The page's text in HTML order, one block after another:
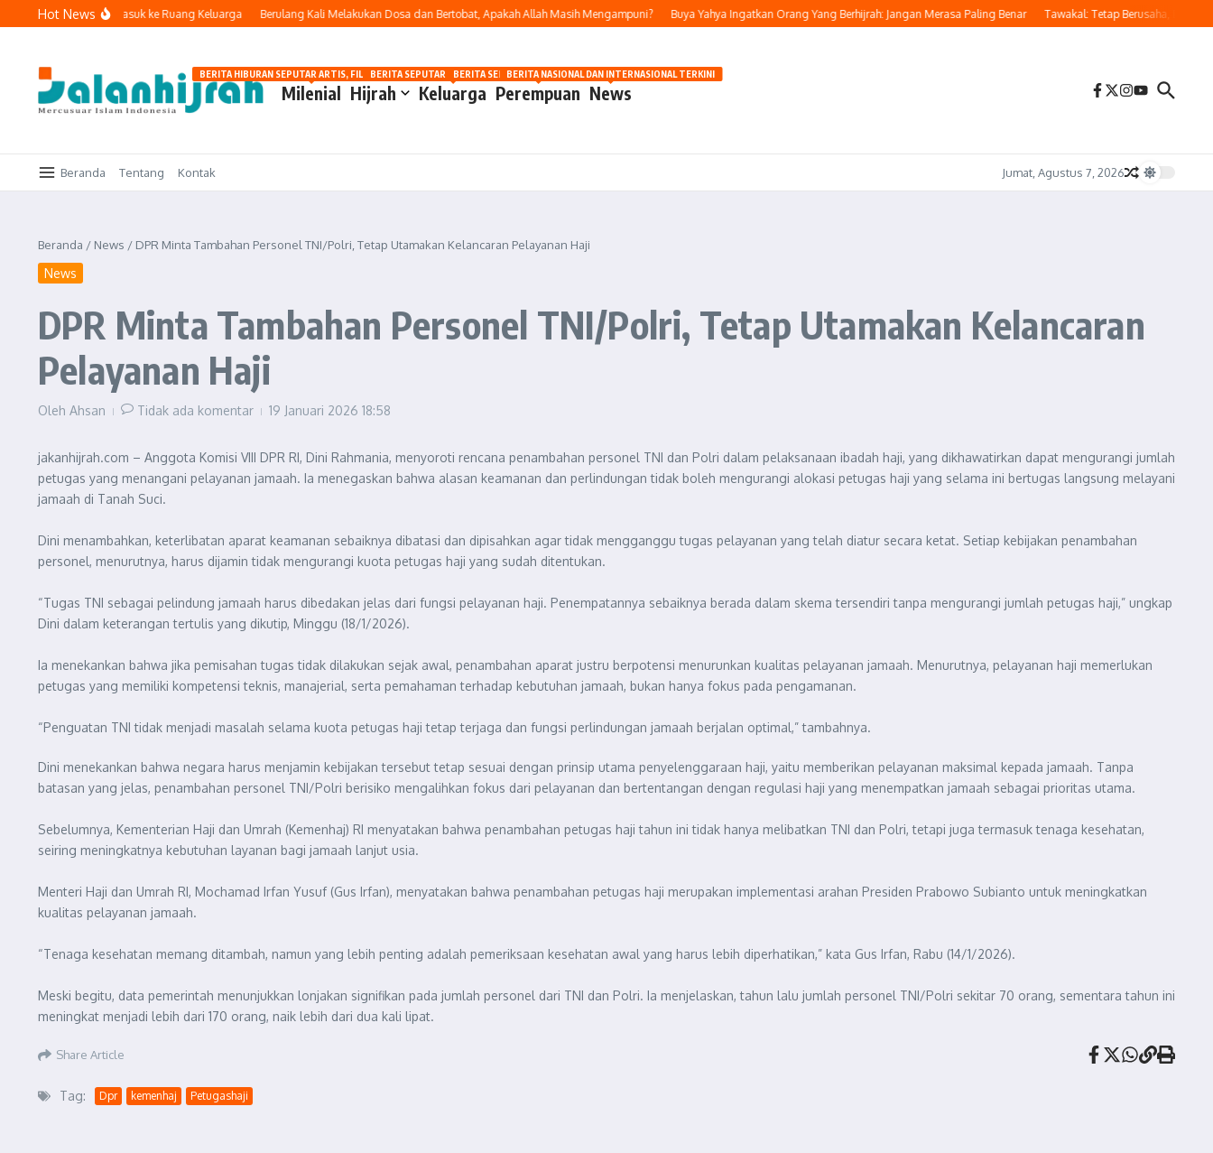
Lewati ke konten
Hot News
Ketika Teknologi Masuk ke Ruang Keluarga Berulang Kali Melakukan Dosa dan Bertobat, Apakah Allah Masih Mengampuni? Buya Yahya Ingatkan Orang Yang Berhijrah: Jangan Merasa Paling Benar Tawakal: Tetap Berusaha, Bukan
Milenial
BERITA HIBURAN SEPUTAR ARTIS, FILM, DAN GOSIP
Hijrah Keluarga
BERITA SEPUTAR OTOMOTIF HARI INI
Perempuan
BERITA SEPUTAR KECANTIKAN WANITA
News
BERITA NASIONAL DAN INTERNASIONAL TERKINI
Beranda Tentang Kontak Jumat, Agustus 7, 2026
Beranda / News / DPR Minta Tambahan Personel TNI/Polri, Tetap Utamakan Kelancaran Pelayanan Haji
News
DPR Minta Tambahan Personel TNI/Polri, Tetap Utamakan Kelancaran
Pelayanan Haji
Oleh Ahsan Tidak ada komentar 19 Januari 2026 18:58
jakanhijrah.com – Anggota Komisi VIII DPR RI, Dini Rahmania, menyoroti rencana penambahan personel TNI dan Polri dalam pelaksanaan ibadah haji, yang dikhawatirkan dapat mengurangi jumlah
petugas yang menangani pelayanan jamaah. Ia menegaskan bahwa alasan keamanan dan perlindungan tidak boleh mengurangi alokasi petugas haji yang selama ini bertugas langsung melayani
jamaah di Tanah Suci.
Dini menambahkan, keterlibatan aparat keamanan sebaiknya dibatasi dan dipisahkan agar tidak mengganggu tugas pelayanan yang telah diatur secara ketat. Setiap kebijakan penambahan
personel, menurutnya, harus dijamin tidak mengurangi kuota petugas haji yang sudah ditentukan.
“Tugas TNI sebagai pelindung jamaah harus dibedakan jelas dari fungsi pelayanan haji. Penempatannya sebaiknya berada dalam skema tersendiri tanpa mengurangi jumlah petugas haji,” ungkap
Dini dalam keterangan tertulis yang dikutip, Minggu (18/1/2026).
Ia menekankan bahwa jika pemisahan tugas tidak dilakukan sejak awal, penambahan aparat justru berpotensi menurunkan kualitas pelayanan jamaah. Menurutnya, pelayanan haji memerlukan
petugas yang memiliki kompetensi teknis, manajerial, serta pemahaman terhadap kebutuhan jamaah, bukan hanya fokus pada pengamanan.
“Penguatan TNI tidak menjadi masalah selama kuota petugas haji tetap terjaga dan fungsi perlindungan jamaah berjalan optimal,” tambahnya.
Dini menekankan bahwa negara harus menjamin kebijakan tersebut tetap sesuai dengan prinsip utama penyelenggaraan haji, yaitu memberikan pelayanan maksimal kepada jamaah. Tanpa
batasan yang jelas, penambahan personel TNI/Polri berisiko mengalihkan fokus dari pelayanan dan bertentangan dengan regulasi haji yang menempatkan jamaah sebagai prioritas utama.
Sebelumnya, Kementerian Haji dan Umrah (Kemenhaj) RI menyatakan bahwa penambahan petugas haji tahun ini tidak hanya melibatkan TNI dan Polri, tetapi juga termasuk tenaga kesehatan,
seiring meningkatnya kebutuhan layanan bagi jamaah lanjut usia.
Menteri Haji dan Umrah RI, Mochamad Irfan Yusuf (Gus Irfan), menyatakan bahwa penambahan petugas haji merupakan implementasi arahan Presiden Prabowo Subianto untuk meningkatkan
kualitas pelayanan jamaah.
“Tenaga kesehatan memang ditambah, namun yang lebih penting adalah pemeriksaan kesehatan awal yang harus lebih diperhatikan,” kata Gus Irfan, Rabu (14/1/2026).
Meski begitu, data pemerintah menunjukkan lonjakan signifikan pada jumlah personel dari TNI dan Polri. Ia menjelaskan, tahun lalu jumlah personel TNI/Polri sekitar 70 orang, sementara tahun ini
meningkat menjadi lebih dari 170 orang, naik lebih dari dua kali lipat.
Share Article
Tag: Dpr kemenhaj Petugashaji